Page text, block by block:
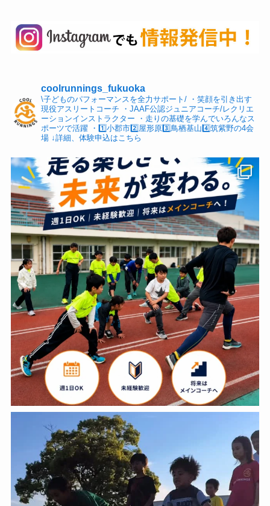
coolrunnings_fukuoka
\子どものパフォーマンスを全力サポート/・笑顔を引き出す
現役アスリートコーチ ・JAAF公認ジュニアコーチ/レクリエ
ーションインストラクター ・走りの基礎を学んでいろんなス
ポーツで活躍・1️⃣小郡市2️⃣屋形原3️⃣鳥栖基山4️⃣筑紫野の4会
場↓詳細、体験申込はこちら